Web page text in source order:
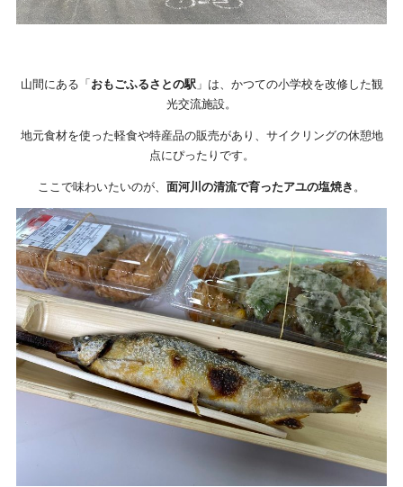
山間にある「おもごふるさとの駅」は、かつての小学校を改修した観
光交流施設。
地元食材を使った軽食や特産品の販売があり、サイクリングの休憩地
点にぴったりです。
ここで味わいたいのが、 面河川の清流で育ったアユの塩焼き 。